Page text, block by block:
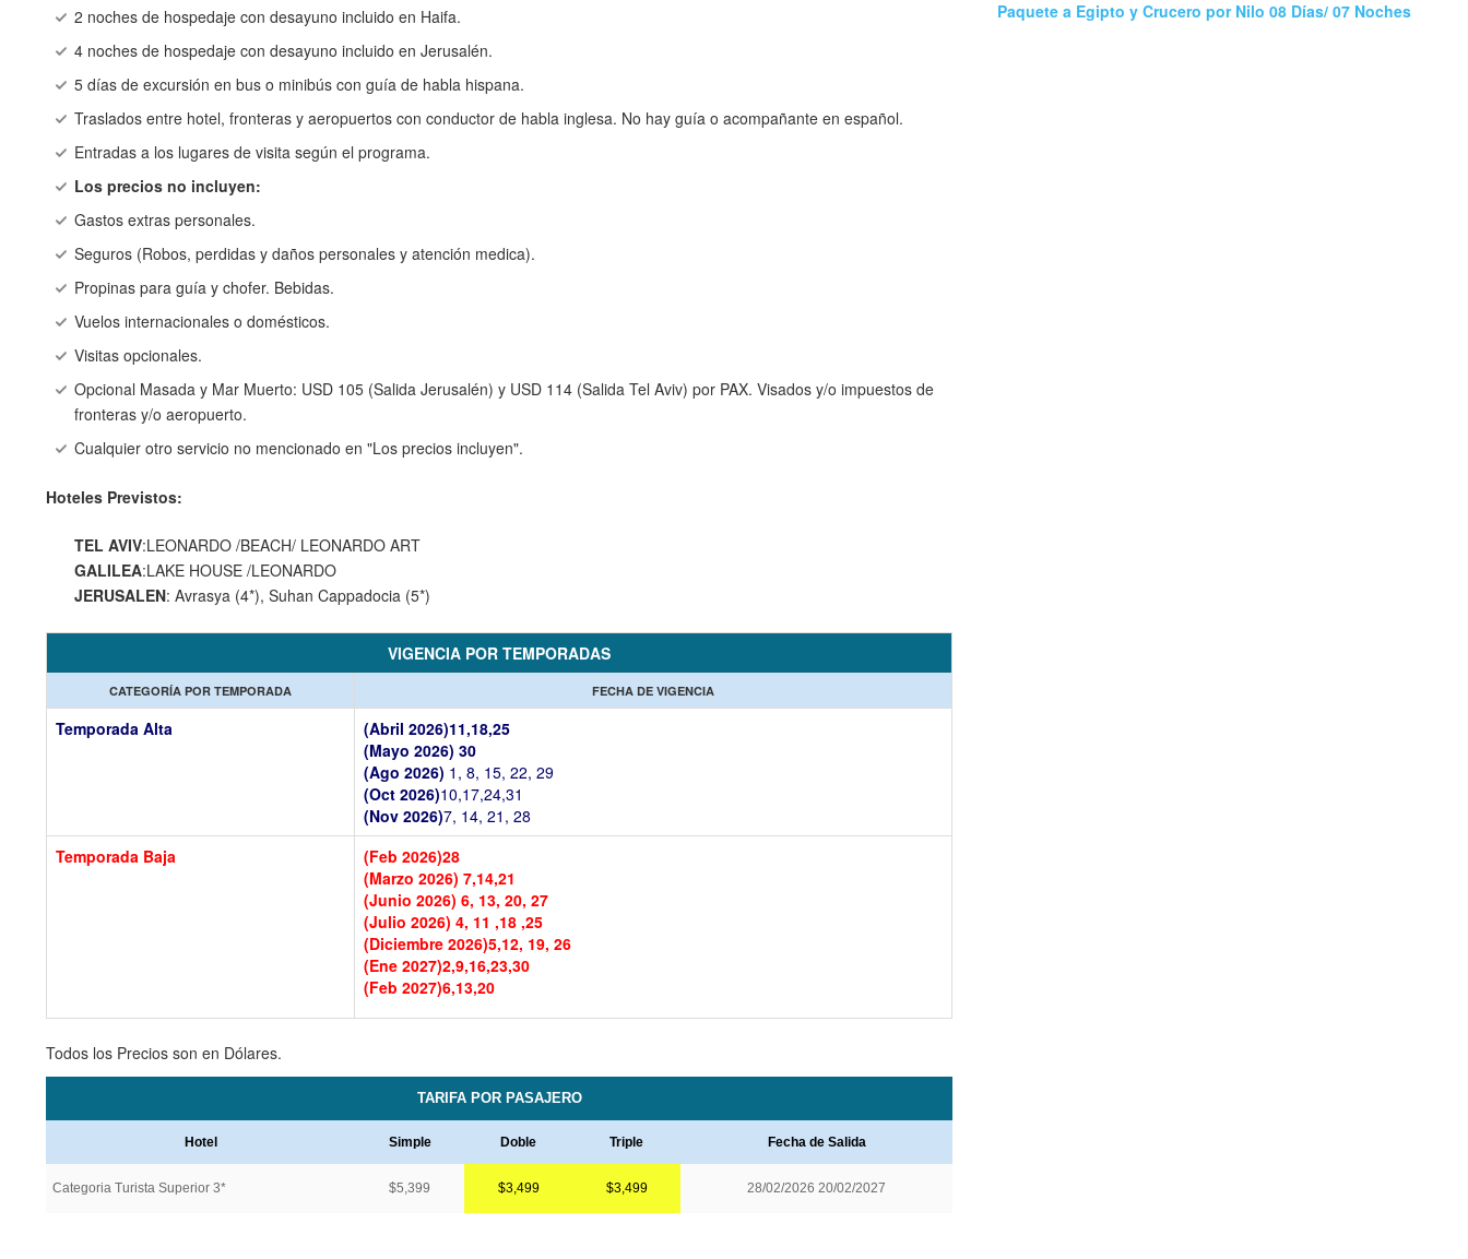
2 noches de hospedaje con desayuno incluido en Haifa.
4 noches de hospedaje con desayuno incluido en Jerusalén.
5 días de excursión en bus o minibús con guía de habla hispana.
Traslados entre hotel, fronteras y aeropuertos con conductor de habla inglesa. No hay guía o acompañante en español.
Entradas a los lugares de visita según el programa.
Los precios no incluyen:
Gastos extras personales.
Seguros (Robos, perdidas y daños personales y atención medica).
Propinas para guía y chofer. Bebidas.
Vuelos internacionales o domésticos.
Visitas opcionales.
Opcional Masada y Mar Muerto: USD 105 (Salida Jerusalén) y USD 114 (Salida Tel Aviv) por PAX. Visados y/o impuestos de
fronteras y/o aeropuerto.
Cualquier otro servicio no mencionado en "Los precios incluyen".
Hoteles Previstos:
TEL AVIV:LEONARDO /BEACH/ LEONARDO ART
GALILEA:LAKE HOUSE /LEONARDO
JERUSALEN: Avrasya (4*), Suhan Cappadocia (5*)
VIGENCIA POR TEMPORADAS
CATEGORÍA POR TEMPORADA FECHA DE VIGENCIA
Temporada Alta (Abril 2026)11,18,25
(Mayo 2026) 30
(Ago 2026) 1, 8, 15, 22, 29
(Oct 2026)10,17,24,31
(Nov 2026)7, 14, 21, 28
Temporada Baja
(Feb 2026)28
(Marzo 2026) 7,14,21
(Junio 2026) 6, 13, 20, 27
(Julio 2026) 4, 11 ,18 ,25
(Diciembre 2026)5,12, 19, 26
(Ene 2027)2,9,16,23,30
(Feb 2027)6,13,20
Todos los Precios son en Dólares.
Paquete a Egipto y Crucero por Nilo 08 Días/ 07 Noches